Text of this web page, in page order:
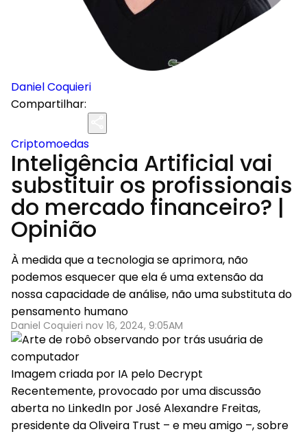
Daniel Coquieri
Compartilhar:
Criptomoedas
Inteligência Artificial vai
substituir os profissionais
do mercado financeiro? |
Opinião
À medida que a tecnologia se aprimora, não
podemos esquecer que ela é uma extensão da
nossa capacidade de análise, não uma substituta do
pensamento humano
Daniel Coquieri nov 16, 2024, 9:05AM
Imagem criada por IA pelo Decrypt
Recentemente, provocado por uma discussão
aberta no LinkedIn por José Alexandre Freitas,
presidente da Oliveira Trust – e meu amigo –, sobre